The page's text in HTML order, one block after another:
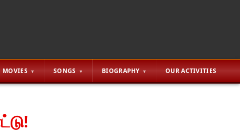
MOVIES SONGS BIOGRAPHY OUR ACTIVITIES